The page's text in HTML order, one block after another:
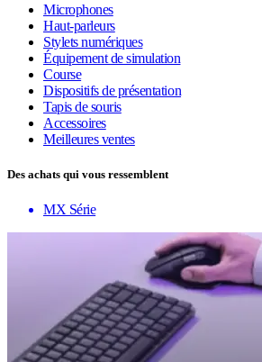
Microphones
Haut-parleurs
Stylets numériques
Équipement de simulation
Course
Dispositifs de présentation
Tapis de souris
Accessoires
Meilleures ventes
Des achats qui vous ressemblent
MX Série